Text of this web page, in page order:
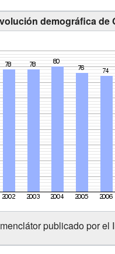
demográfica de
publicado por el